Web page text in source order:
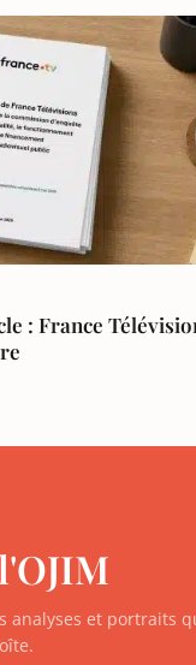
: France
analyses et